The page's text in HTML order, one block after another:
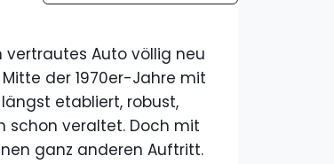
Auto völlig neu
der 1970er-Jahre mit
etabliert, robust,
schon veraltet. Doch mit
ganz anderen Auftritt.